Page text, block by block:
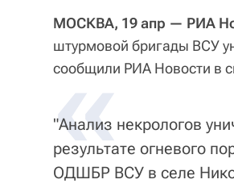
МОСКВА, 19 апр — РИА
штурмовой бригады ВСУ
сообщили РИА Новости в
«
"Анализ некрологов
результате огневого
ОДШБР ВСУ в селе